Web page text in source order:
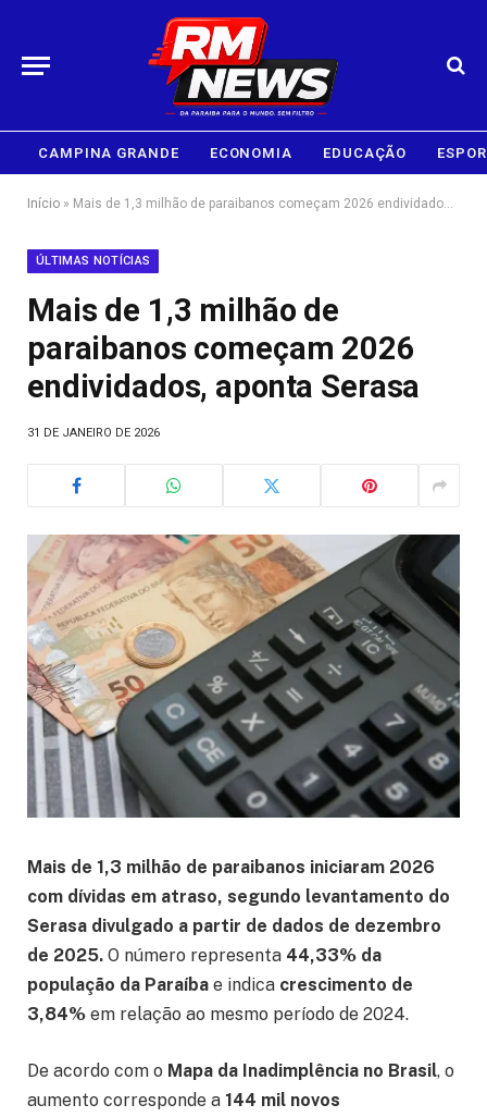
CAMPINA GRANDE ECONOMIA EDUCAÇÃO
Início » Mais de 1,3 milhão de paraibanos começam 2026 endividados, aponta Serasa
ÚLTIMAS NOTÍCIAS
Mais de 1,3 milhão de
paraibanos começam 2026
endividados, aponta Serasa
31 DE JANEIRO DE 2026
Mais de 1,3 milhão de paraibanos iniciaram 2026
com dívidas em atraso, segundo levantamento do
Serasa divulgado a partir de dados de dezembro
de 2025. O número representa 44,33% da
população da Paraíba e indica crescimento de
3,84% em relação ao mesmo período de 2024.
De acordo com o Mapa da Inadimplência no Brasil, o
aumento corresponde a 144 mil novos